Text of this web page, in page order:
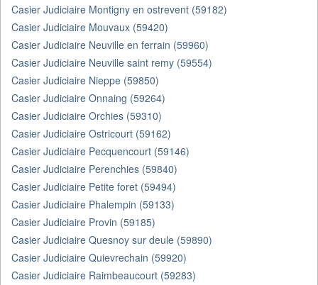
Casier Judiciaire Montigny en ostrevent (59182)
Casier Judiciaire Mouvaux (59420)
Casier Judiciaire Neuville en ferrain (59960)
Casier Judiciaire Neuville saint remy (59554)
Casier Judiciaire Nieppe (59850)
Casier Judiciaire Onnaing (59264)
Casier Judiciaire Orchies (59310)
Casier Judiciaire Ostricourt (59162)
Casier Judiciaire Pecquencourt (59146)
Casier Judiciaire Perenchies (59840)
Casier Judiciaire Petite foret (59494)
Casier Judiciaire Phalempin (59133)
Casier Judiciaire Provin (59185)
Casier Judiciaire Quesnoy sur deule (59890)
Casier Judiciaire Quievrechain (59920)
Casier Judiciaire Raimbeaucourt (59283)